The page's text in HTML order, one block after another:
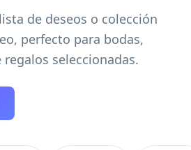
de deseos o colección
perfecto para bodas,
seleccionadas.